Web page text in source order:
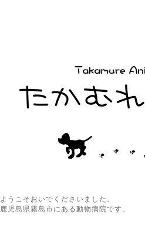
ようこそおいでくださいました。
鹿児島県霧島市にある動物病院です。